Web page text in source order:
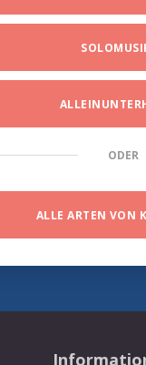
ODER
ALLE ARTEN VON